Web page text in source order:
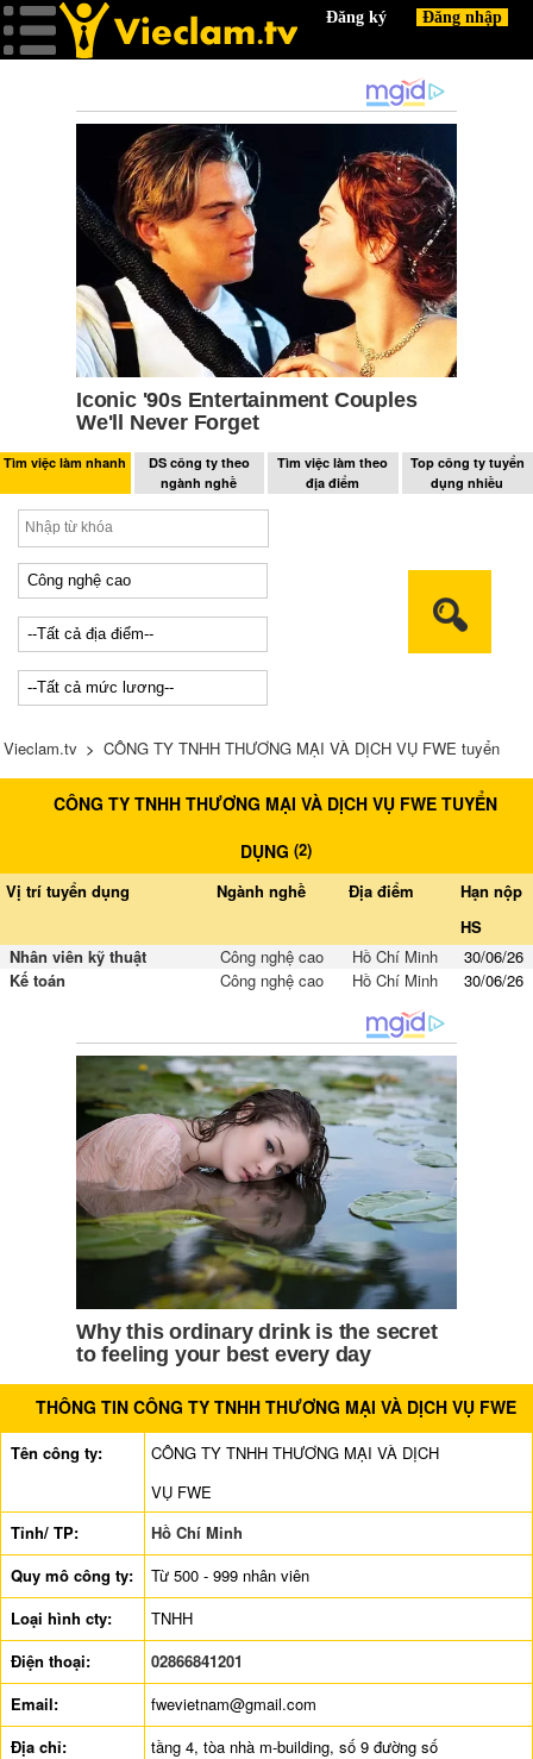
Tìm việc làm nhanh
DS công ty theo
ngành nghề
Tìm việc làm theo
địa điểm
Top công ty tuyển
dụng nhiều
Vieclam.tv > CÔNG TY TNHH THƯƠNG MẠI VÀ DỊCH VỤ FWE tuyển
CÔNG TY TNHH THƯƠNG MẠI VÀ DỊCH VỤ FWE TUYỂN
DỤNG (2)
Vị trí tuyển dụng
Ngành nghề Địa điểm
Hạn nộp
HS
Nhân viên kỹ thuật
Công nghệ cao Hồ Chí Minh
30/06/26
Kế toán
Công nghệ cao Hồ Chí Minh 30/06/26
THÔNG TIN CÔNG TY TNHH THƯƠNG MẠI VÀ DỊCH VỤ FWE
Tên công ty:
CÔNG TY TNHH THƯƠNG MẠI VÀ DỊCH
VỤ FWE
Tỉnh/ TP:
Hồ Chí Minh
Quy mô công ty:
Từ 500 - 999 nhân viên
Loại hình cty:
TNHH
Điện thoại:
02866841201
Email:
fwevietnam@gmail.com
Địa chỉ:
tầng 4, tòa nhà m-building, số 9 đường số